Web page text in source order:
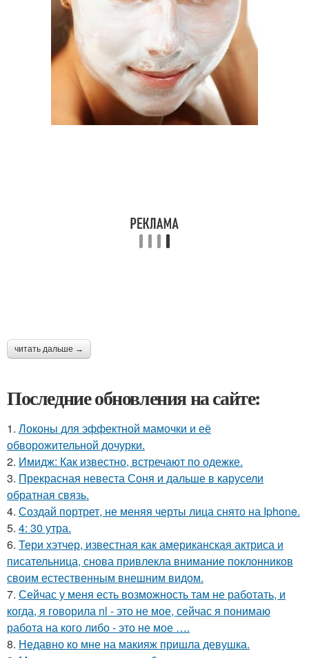
читать дальше →
Последние обновления на сайте:
1. Локоны для эффектной мамочки и её
обворожительной дочурки.
2. Имидж: Как известно, встречают по одежке.
3. Прекрасная невеста Соня и дальше в карусели
обратная связь.
4. Создай портрет, не меняя черты лица снято на Iphone.
5. 4: 30 утра.
6. Тери хэтчер, известная как американская актриса и
писательница, снова привлекла внимание поклонников
своим естественным внешним видом.
7. Сейчас у меня есть возможность там не работать, и
когда, я говорила nl - это не мое, сейчас я понимаю
работа на кого либо - это не мое ….
8. Недавно ко мне на макияж пришла девушка.